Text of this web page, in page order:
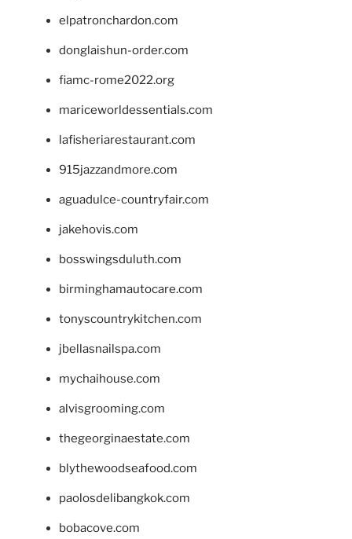
elpatronchardon.com
donglaishun-order.com
fiamc-rome2022.org
mariceworldessentials.com
lafisheriarestaurant.com
915jazzandmore.com
aguadulce-countryfair.com
jakehovis.com
bosswingsduluth.com
birminghamautocare.com
tonyscountrykitchen.com
jbellasnailspa.com
mychaihouse.com
alvisgrooming.com
thegeorginaestate.com
blythewoodseafood.com
paolosdelibangkok.com
bobacove.com